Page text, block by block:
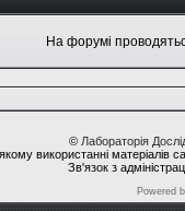
На форумі
© Лабораторія
використанні матеріалів
Зв'язок з
Powered